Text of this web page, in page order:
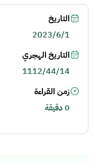
التاريخ
2023/6/1
التاريخ الهجري
1112/44/14
زمن القراءة
0 دقيقة